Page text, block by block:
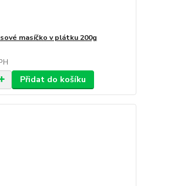
masíčko v plátku 200g
Přidat do košíku